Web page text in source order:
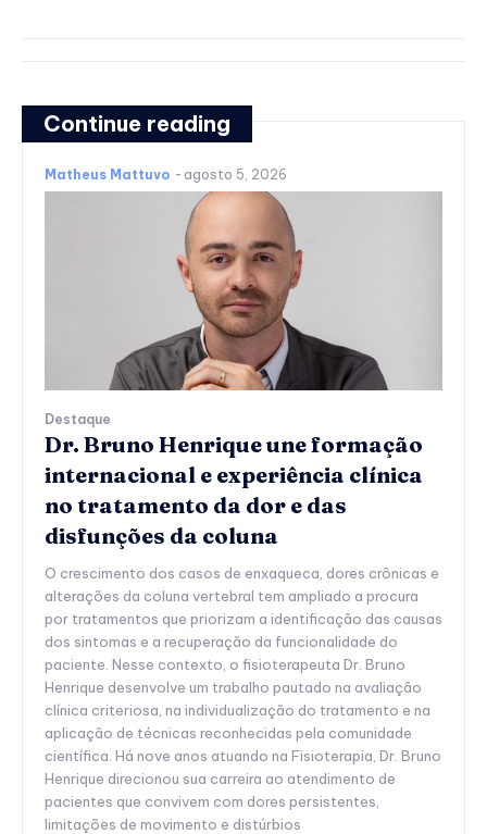
Continue reading
Matheus Mattuvo - agosto 5, 2026
Destaque
Dr. Bruno Henrique une formação
internacional e experiência clínica
no tratamento da dor e das
disfunções da coluna
O crescimento dos casos de enxaqueca, dores crônicas e
alterações da coluna vertebral tem ampliado a procura
por tratamentos que priorizam a identificação das causas
dos sintomas e a recuperação da funcionalidade do
paciente. Nesse contexto, o fisioterapeuta Dr. Bruno
Henrique desenvolve um trabalho pautado na avaliação
clínica criteriosa, na individualização do tratamento e na
aplicação de técnicas reconhecidas pela comunidade
científica. Há nove anos atuando na Fisioterapia, Dr. Bruno
Henrique direcionou sua carreira ao atendimento de
pacientes que convivem com dores persistentes,
limitações de movimento e distúrbios